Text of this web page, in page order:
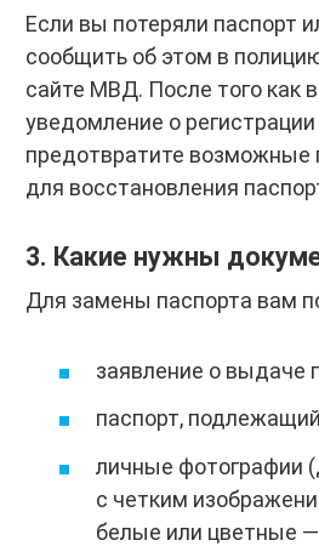
Если вы потеряли паспорт
сообщить об этом в
сайте МВД. После того как
уведомление о
предотвратите возможные
для восстановления
3. Какие нужны
Для замены паспорта вам
заявление о выдаче
паспорт,
личные фотографии
с четким
белые или цветные